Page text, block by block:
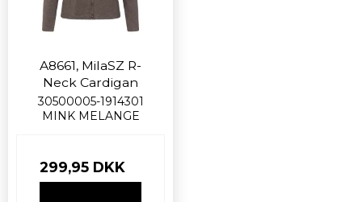
A8661, MilaSZ R-
Neck Cardigan
30500005-1914301
MINK MELANGE
299,95 DKK